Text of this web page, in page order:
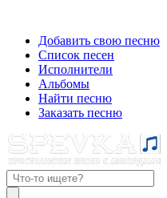
Добавить свою песню
Список песен
Исполнители
Альбомы
Найти песню
Заказать песню